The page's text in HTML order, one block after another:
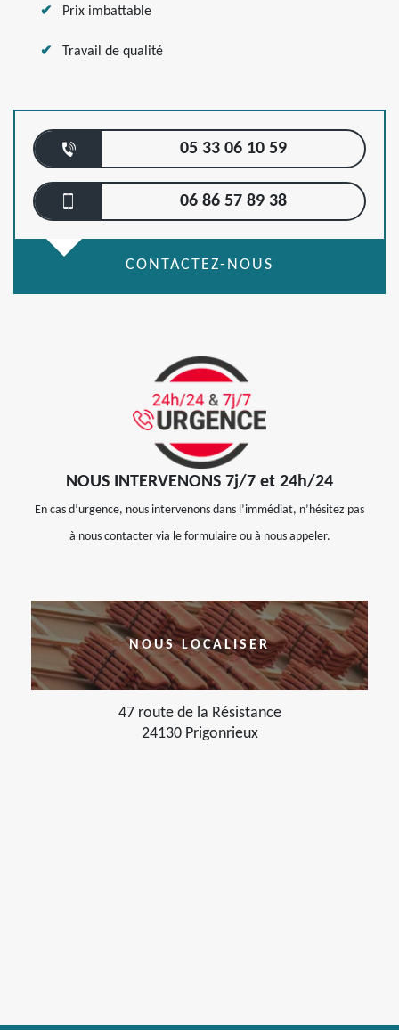
Prix imbattable
Travail de qualité
05 33 06 10 59
06 86 57 89 38
CONTACTEZ-NOUS
NOUS INTERVENONS 7j/7 et 24h/24
En cas d’urgence, nous intervenons dans l’immédiat, n’hésitez pas
à nous contacter via le formulaire ou à nous appeler.
NOUS LOCALISER
47 route de la Résistance
24130 Prigonrieux